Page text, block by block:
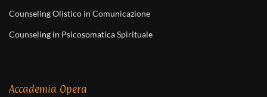
Counseling Olistico in Comunicazione
Counseling in Psicosomatica Spirituale
Accademia Opera